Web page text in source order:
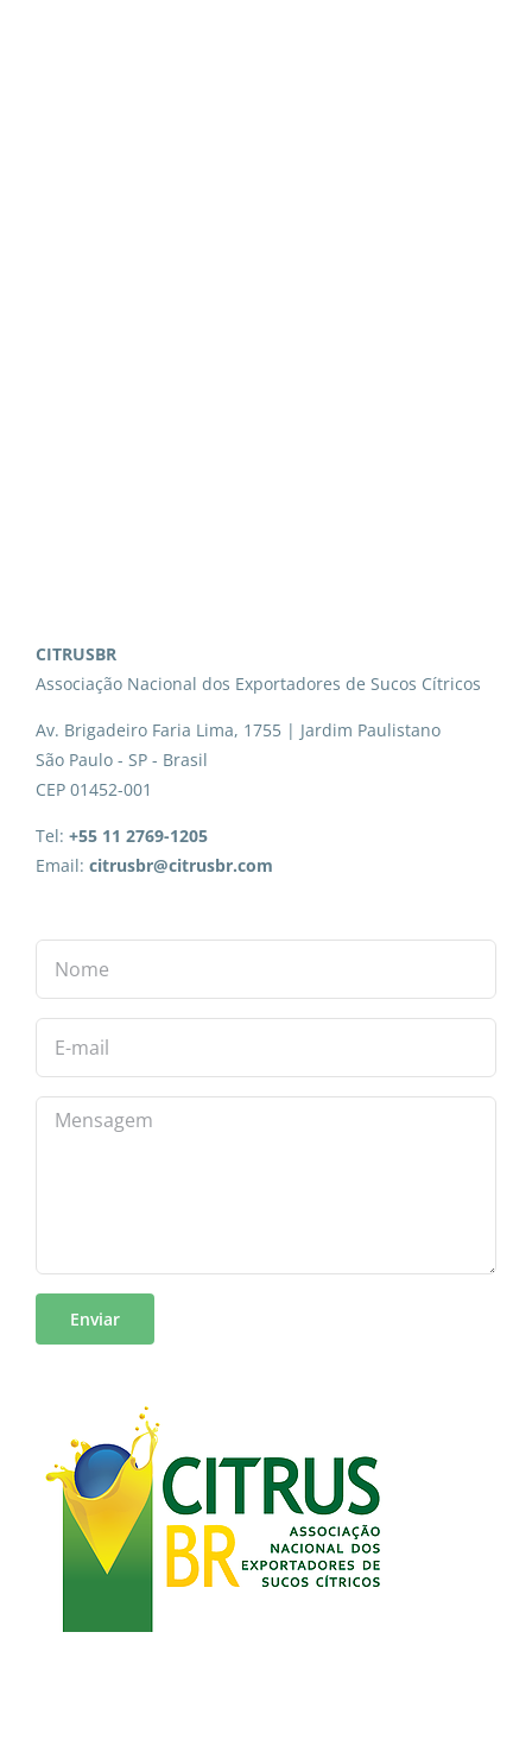
CITRUSBR
Associação Nacional dos Exportadores de Sucos Cítricos
Av. Brigadeiro Faria Lima, 1755 | Jardim Paulistano
São Paulo - SP - Brasil
CEP 01452-001
Tel: +55 11 2769-1205
Email: citrusbr@citrusbr.com